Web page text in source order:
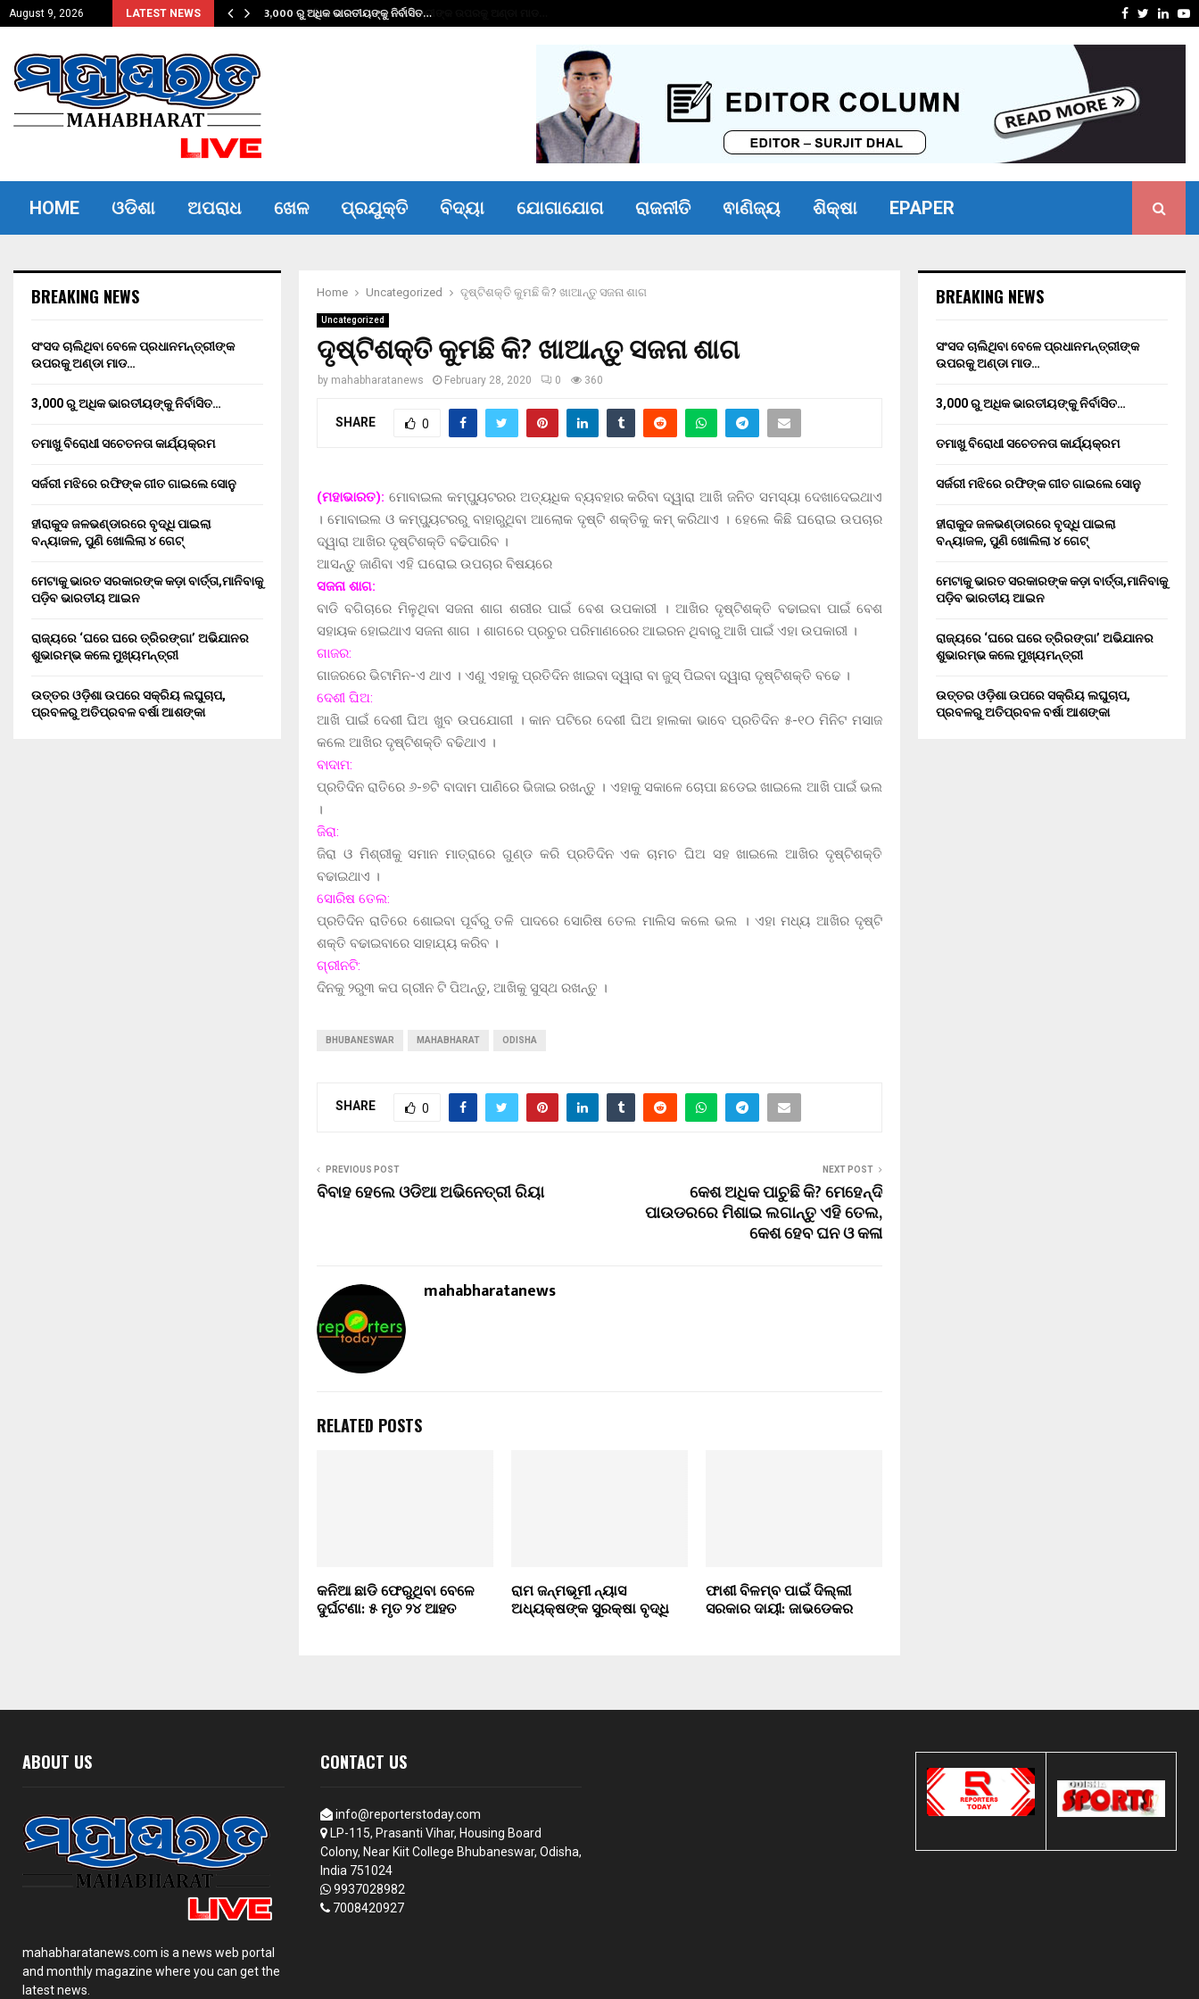
August 9, 2026 LATEST NEWS
ଅଣ୍ଡା ମାଡ… 3,000 ରୁ ଅଧିକ ଭାରତୀୟଙ୍କୁ ନିର୍ବାସିତ… ସର୍ଜରୀ
Facebook
Twitter
HOME ଓଡିଶା ଅପରାଧ ଖେଳ ପ୍ରଯୁକ୍ତି ବିଦ୍ୟା ଯୋଗାଯୋଗ ରାଜନୀତି ଵାଣିଜ୍ୟ ଶିକ୍ଷା EPAPER
Home Uncategorized ଦୃଷ୍ଟିଶକ୍ତି କୁମଛି କି? ଖାଆନ୍ତୁ ସଜନା ଶାଗ
Uncategorized
ଦୃଷ୍ଟିଶକ୍ତି କୁମଛି କି? ଖାଆନ୍ତୁ ସଜନା ଶାଗ
by mahabharatanews February 28, 2020 0 360
SHARE 0
(ମହାଭାରତ): ମୋବାଇଲ କମ୍ପ୍ୟୁଟରର ଅତ୍ୟଧିକ ବ୍ୟବହାର କରିବା ଦ୍ୱାରା ଆଖି ଜନିତ ସମସ୍ୟା ଦେଖାଦେଇଥାଏ
। ମୋବାଇଲ ଓ କମ୍ପ୍ୟୁଟରରୁ ବାହାରୁଥିବା ଆଲୋକ ଦୃଷ୍ଟି ଶକ୍ତିକୁ କମ୍ କରିଥାଏ । ହେଲେ କିଛି ଘରୋଇ ଉପଚାର
ଦ୍ୱାରା ଆଖିର ଦୃଷ୍ଟିଶକ୍ତି ବଢିପାରିବ ।
ଆସନ୍ତୁ ଜାଣିବା ଏହି ଘରୋଇ ଉପଚାର ବିଷୟରେ
ସଜନା ଶାଗ:
ବାଡି ବଗିଚାରେ ମିଳୁଥିବା ସଜନା ଶାଗ ଶରୀର ପାଇଁ ବେଶ ଉପକାରୀ । ଆଖିର ଦୃଷ୍ଟିଶକ୍ତି ବଢାଇବା ପାଇଁ ବେଶ
ସହାୟକ ହୋଇଥାଏ ସଜନା ଶାଗ । ଶାଗରେ ପ୍ରଚୁର ପରିମାଣରେର ଆଇରନ ଥିବାରୁ ଆଖି ପାଇଁ ଏହା ଉପକାରୀ ।
ଗାଜର:
ଗାଜରରେ ଭିଟାମିନ-ଏ ଥାଏ । ଏଣୁ ଏହାକୁ ପ୍ରତିଦିନ ଖାଇବା ଦ୍ୱାରା ବା ଜୁସ୍ ପିଇବା ଦ୍ୱାରା ଦୃଷ୍ଟିଶକ୍ତି ବଢେ ।
ଦେଶୀ ଘିଅ:
ଆଖି ପାଇଁ ଦେଶୀ ଘିଅ ଖୁବ ଉପଯୋଗୀ । କାନ ପଟିରେ ଦେଶୀ ଘିଅ ହାଲକା ଭାବେ ପ୍ରତିଦିନ ୫-୧୦ ମିନିଟ ମସାଜ
କଲେ ଆଖିର ଦୃଷ୍ଟିଶକ୍ତି ବଢିଥାଏ ।
ବାଦାମ:
ପ୍ରତିଦିନ ରାତିରେ ୬-୭ଟି ବାଦାମ ପାଣିରେ ଭିଜାଇ ରଖନ୍ତୁ । ଏହାକୁ ସକାଳେ ଚୋପା ଛଡେଇ ଖାଇଲେ ଆଖି ପାଇଁ ଭଲ
।
ଜିରା:
ଜିରା ଓ ମିଶ୍ରୀକୁ ସମାନ ମାତ୍ରାରେ ଗୁଣ୍ଡ କରି ପ୍ରତିଦିନ ଏକ ଚାମଚ ଘିଅ ସହ ଖାଇଲେ ଆଖିର ଦୃଷ୍ଟିଶକ୍ତି
ବଢାଇଥାଏ ।
ସୋରିଷ ତେଲ:
ପ୍ରତିଦିନ ରାତିରେ ଶୋଇବା ପୂର୍ବରୁ ତଳି ପାଦରେ ସୋରିଷ ତେଲ ମାଲିସ କଲେ ଭଲ । ଏହା ମଧ୍ୟ ଆଖିର ଦୃଷ୍ଟି
ଶକ୍ତି ବଢାଇବାରେ ସାହାଯ୍ୟ କରିବ ।
ଗ୍ରୀନଟି:
ଦିନକୁ ୨ରୁ୩ କପ ଗ୍ରୀନ ଟି ପିଅନ୍ତୁ, ଆଖିକୁ ସୁସ୍ଥ ରଖନ୍ତୁ ।
BHUBANESWAR MAHABHARAT ODISHA
SHARE 0
PREVIOUS POST
ବିବାହ ହେଲେ ଓଡିଆ ଅଭିନେତ୍ରୀ ରିୟା
NEXT POST
କେଶ ଅଧିକ ପାଚୁଛି କି? ମେହେନ୍ଦି
ପାଉଡରରେ ମିଶାଇ ଲଗାନ୍ତୁ ଏହି ତେଲ,
କେଶ ହେବ ଘନ ଓ କଳା
mahabharatanews
RELATED POSTS
କନିଆ ଛାଡି ଫେରୁଥିବା ବେଳେ
ଦୁର୍ଘଟଣା: ୫ ମୃତ ୨୪ ଆହତ
ରାମ ଜନ୍ମଭୂମୀ ନ୍ୟାସ
ଅଧ୍ୟକ୍ଷଙ୍କ ସୁରକ୍ଷା ବୃଦ୍ଧି
ଫାଶୀ ବିଳମ୍ବ ପାଇଁ ଦିଲ୍ଲୀ
ସରକାର ଦାୟୀ: ଜାଭଡେକର
BREAKING NEWS
ସଂସଦ ଚାଲିଥିବା ବେଳେ ପ୍ରଧାନମନ୍ତ୍ରୀଙ୍କ
ଉପରକୁ ଅଣ୍ଡା ମାଡ…
3,000 ରୁ ଅଧିକ ଭାରତୀୟଙ୍କୁ ନିର୍ବାସିତ…
ତମାଖୁ ବିରୋଧୀ ସଚେତନତା କାର୍ଯ୍ୟକ୍ରମ
ସର୍ଜରୀ ମଝିରେ ରଫିଙ୍କ ଗୀତ ଗାଇଲେ ସୋନୁ
ହୀରାକୁଦ ଜଳଭଣ୍ଡାରରେ ବୃଦ୍ଧି ପାଇଲା
ବନ୍ୟାଜଳ, ପୁଣି ଖୋଲିଲା ୪ ଗେଟ୍
ମେଟାକୁ ଭାରତ ସରକାରଙ୍କ କଡ଼ା ବାର୍ତ୍ତା,ମାନିବାକୁ
ପଡ଼ିବ ଭାରତୀୟ ଆଇନ
ରାଜ୍ୟରେ ‘ଘରେ ଘରେ ତ୍ରିରଙ୍ଗା’ ଅଭିଯାନର
ଶୁଭାରମ୍ଭ କଲେ ମୁଖ୍ୟମନ୍ତ୍ରୀ
ଉତ୍ତର ଓଡ଼ିଶା ଉପରେ ସକ୍ରିୟ ଲଘୁଚାପ,
ପ୍ରବଳରୁ ଅତିପ୍ରବଳ ବର୍ଷା ଆଶଙ୍କା
BREAKING NEWS
ସଂସଦ ଚାଲିଥିବା ବେଳେ ପ୍ରଧାନମନ୍ତ୍ରୀଙ୍କ
ଉପରକୁ ଅଣ୍ଡା ମାଡ…
3,000 ରୁ ଅଧିକ ଭାରତୀୟଙ୍କୁ ନିର୍ବାସିତ…
ତମାଖୁ ବିରୋଧୀ ସଚେତନତା କାର୍ଯ୍ୟକ୍ରମ
ସର୍ଜରୀ ମଝିରେ ରଫିଙ୍କ ଗୀତ ଗାଇଲେ ସୋନୁ
ହୀରାକୁଦ ଜଳଭଣ୍ଡାରରେ ବୃଦ୍ଧି ପାଇଲା
ବନ୍ୟାଜଳ, ପୁଣି ଖୋଲିଲା ୪ ଗେଟ୍
ମେଟାକୁ ଭାରତ ସରକାରଙ୍କ କଡ଼ା ବାର୍ତ୍ତା,ମାନିବାକୁ
ପଡ଼ିବ ଭାରତୀୟ ଆଇନ
ରାଜ୍ୟରେ ‘ଘରେ ଘରେ ତ୍ରିରଙ୍ଗା’ ଅଭିଯାନର
ଶୁଭାରମ୍ଭ କଲେ ମୁଖ୍ୟମନ୍ତ୍ରୀ
ଉତ୍ତର ଓଡ଼ିଶା ଉପରେ ସକ୍ରିୟ ଲଘୁଚାପ,
ପ୍ରବଳରୁ ଅତିପ୍ରବଳ ବର୍ଷା ଆଶଙ୍କା
ABOUT US
mahabharatanews.com is a news web portal
and monthly magazine where you can get the
latest news.
CONTACT US
info@reporterstoday.com
LP-115, Prasanti Vihar, Housing Board
Colony, Near Kiit College Bhubaneswar, Odisha,
India 751024
9937028982
7008420927